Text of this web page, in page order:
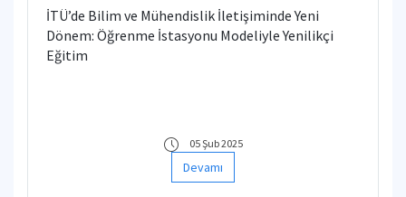
İTÜ’de Bilim ve Mühendislik İletişiminde Yeni
Dönem: Öğrenme İstasyonu Modeliyle Yenilikçi
Eğitim
05 Şub 2025
Devamı